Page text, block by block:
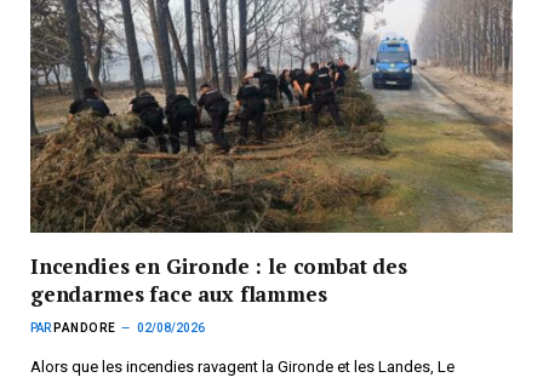
Incendies en Gironde : le combat des
gendarmes face aux flammes
PAR PANDORE 02/08/2026
Alors que les incendies ravagent la Gironde et les Landes, Le